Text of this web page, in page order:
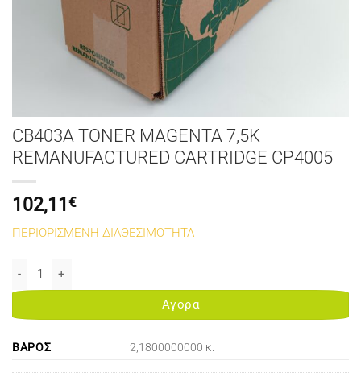
CB403A TONER MAGENTA 7,5K
REMANUFACTURED CARTRIDGE CP4005
102,11 €
ΠΕΡΙΟΡΙΣΜΕΝΗ ΔΙΑΘΕΣΙΜΟΤΗΤΑ
CB403A TONER MAGENTA 7,5K REMANUFACTURED CARTRIDGE
Αγορα
ΒΆΡΟΣ 2,1800000000 κ.